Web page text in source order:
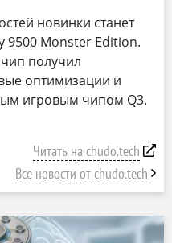
новинки станет
9500 Monster Edition.
получил
оптимизации и
игровым чипом Q3.
Читать на chudo.tech
Все новости от chudo.tech